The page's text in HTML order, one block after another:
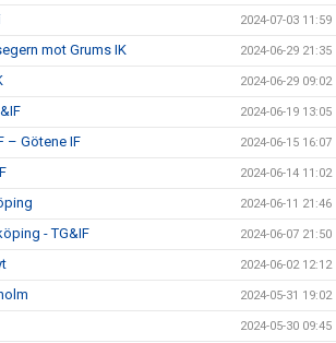
2024-07-03 11:59
mot Grums IK 2024-06-29 21:35
2024-06-29 09:02
2024-06-19 13:05
– Götene IF 2024-06-15 16:07
2024-06-14 11:02
2024-06-11 21:46
- TG&IF 2024-06-07 21:50
2024-06-02 12:12
2024-05-31 19:02
2024-05-30 09:45